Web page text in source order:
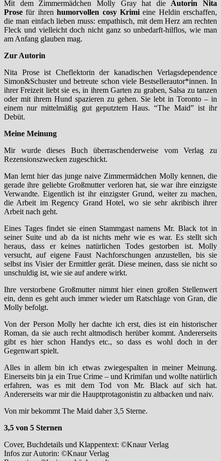
Mit dem Zimmermädchen Molly Gray hat die Autorin Nita
Prose für ihren humorvollen cosy Krimieine Heldin erschaffen,
die man einfach lieben muss: empathisch, mit dem Herz am rechten
Fleck und vielleicht doch nicht ganz so unbedarft-hilflos, wie man
am Anfang glauben mag.
Zur Autorin
Nita Prose ist Cheflektorin der kanadischen Verlagsdependence
Simon&Schuster und betreute schon viele Bestsellerautor*innen. In
ihrer Freizeit liebt sie es, in ihrem Garten zu graben, Salsa zu tanzen
oder mit ihrem Hund spazieren zu gehen. Sie lebt in Toronto – in
einem nur mittelmäßig gut geputztem Haus. “The Maid” ist ihr
Debüt.
Meine Meinung
Mir wurde dieses Buch überraschenderweise vom Verlag zu
Rezensionszwecken zugeschickt.
Man lernt hier das junge naive Zimmermädchen Molly kennen, die
gerade ihre geliebte Großmutter verloren hat, sie war ihre einzigste
Verwandte. Eigentlich ist ihr einzigster Grund, weiter zu machen,
die Arbeit im Regency Grand Hotel, wo sie sehr akribisch ihrer
Arbeit nach geht.
Eines Tages findet sie einen Stammgast namens Mr. Black tot in
seiner Suite und ab da ist nichts mehr wie es war. Es stellt sich
heraus, dass er keines natürlichen Todes gestorben ist. Molly
versucht, auf eigene Faust Nachforschungen anzustellen, bis sie
selbst ins Visier der Ermittler gerät. Diese meinen, dass sie nicht so
unschuldig ist, wie sie auf andere wirkt.
Ihre verstorbene Großmutter nimmt hier einen großen Stellenwert
ein, denn es geht auch immer wieder um Ratschlage von Gran, die
Molly befolgt.
Von der Person Molly her dachte ich erst, dies ist ein historischer
Roman, da sie auch recht altmodisch herüber kommt. Andererseits
gibt es hier schon Handys etc., so dass es wohl doch in der
Gegenwart spielt.
Alles in allem bin ich etwas zwiegespalten in meiner Meinung.
Einerseits bin ja ein True Crime – und Krimifan und wollte natürlich
erfahren, was es mit dem Tod von Mr. Black auf sich hat.
Andererseits war mir die Hauptprotagonistin zu altbacken und naiv.
Von mir bekommt The Maid daher 3,5 Sterne.
3,5 von 5 Sternen
Cover, Buchdetails und Klappentext: ©Knaur Verlag
Infos zur Autorin: ©Knaur Verlag